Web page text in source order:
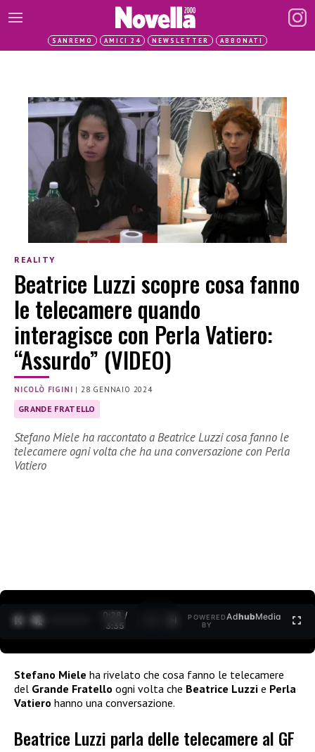
SANREMO AMICI 24 NEWSLETTER ABBONATI
REALITY
Beatrice Luzzi scopre cosa fanno
le telecamere quando
interagisce con Perla Vatiero:
“Assurdo” (VIDEO)
NICOLÒ FIGINI | 28 GENNAIO 2024
GRANDE FRATELLO
Stefano Miele ha raccontato a Beatrice Luzzi cosa fanno le
telecamere ogni volta che ha una conversazione con Perla
Vatiero
0:29 /
3:35
POWERED
BY
AdhubMedia
Stefano Miele ha rivelato che cosa fanno le telecamere
del Grande Fratello ogni volta che Beatrice Luzzi e Perla
Vatiero hanno una conversazione.
Beatrice Luzzi parla delle telecamere al GF